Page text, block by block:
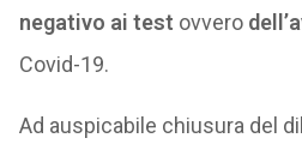
negativo ai test ovvero
Covid-19.
Ad auspicabile chiusura del